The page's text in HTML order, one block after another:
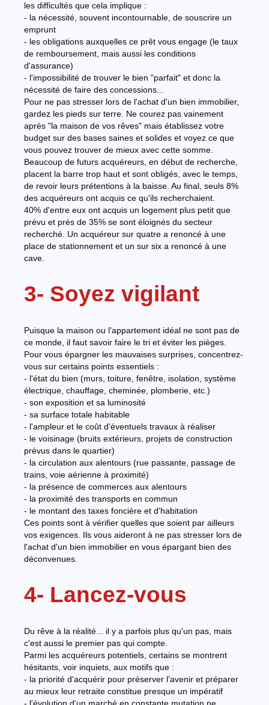
les difficultés que cela implique :
- la nécessité, souvent incontournable, de souscrire un
emprunt
- les obligations auxquelles ce prêt vous engage (le taux
de remboursement, mais aussi les conditions
d'assurance)
- l'impossibilité de trouver le bien "parfait" et donc la
nécessité de faire des concessions...
Pour ne pas stresser lors de l'achat d'un bien immobilier,
gardez les pieds sur terre. Ne courez pas vainement
après "la maison de vos rêves" mais établissez votre
budget sur des bases saines et solides et voyez ce que
vous pouvez trouver de mieux avec cette somme.
Beaucoup de futurs acquéreurs, en début de recherche,
placent la barre trop haut et sont obligés, avec le temps,
de revoir leurs prétentions à la baisse. Au final, seuls 8%
des acquéreurs ont acquis ce qu'ils recherchaient.
40% d'entre eux ont acquis un logement plus petit que
prévu et près de 35% se sont éloignés du secteur
recherché. Un acquéreur sur quatre a renoncé à une
place de stationnement et un sur six a renoncé à une
cave.
3- Soyez vigilant
Puisque la maison ou l'appartement idéal ne sont pas de
ce monde, il faut savoir faire le tri et éviter les pièges.
Pour vous épargner les mauvaises surprises, concentrez-
vous sur certains points essentiels :
- l'état du bien (murs, toiture, fenêtre, isolation, système
électrique, chauffage, cheminée, plomberie, etc.)
- son exposition et sa luminosité
- sa surface totale habitable
- l'ampleur et le coût d'éventuels travaux à réaliser
- le voisinage (bruits extérieurs, projets de construction
prévus dans le quartier)
- la circulation aux alentours (rue passante, passage de
trains, voie aérienne à proximité)
- la présence de commerces aux alentours
- la proximité des transports en commun
- le montant des taxes foncière et d'habitation
Ces points sont à vérifier quelles que soient par ailleurs
vos exigences. Ils vous aideront à ne pas stresser lors de
l'achat d'un bien immobilier en vous épargant bien des
déconvenues.
4- Lancez-vous
Du rêve à la réalité... il y a parfois plus qu'un pas, mais
c'est aussi le premier pas qui compte.
Parmi les acquéreurs potentiels, certains se montrent
hésitants, voir inquiets, aux motifs que :
- la priorité d'acquérir pour préserver l'avenir et préparer
au mieux leur retraite constitue presque un impératif